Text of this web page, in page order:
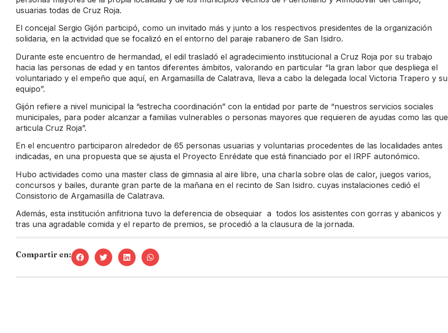
usuarias todas de Cruz Roja.
El concejal Sergio Gijón participó, como un invitado más y junto a los respectivos presidentes de la organización
solidaria, en la actividad que se focalizó en el entorno del paraje rabanero de San Isidro.
Durante este encuentro de hermandad, el edil trasladó el agradecimiento institucional a Cruz Roja por su trabajo
hacia las personas de edad y en tantos diferentes ámbitos, valorando en particular “la gran labor que despliega el
voluntariado y el empeño que aquí, en Argamasilla de Calatrava, lleva a cabo la delegada local Victoria Trapero y su
equipo”.
Gijón refiere a nivel municipal la “estrecha coordinación” con la entidad por parte de “nuestros servicios sociales
municipales, para poder alcanzar a familias vulnerables o personas mayores que requieren de ayudas como las que
articula Cruz Roja”.
En el encuentro participaron alrededor de 65 personas usuarias y voluntarias procedentes de las localidades antes
indicadas, en una propuesta que se ajusta el Proyecto Enrédate que está financiado por el IRPF autonómico.
Hubo actividades como una master class de gimnasia al aire libre, una charla sobre olas de calor, juegos varios,
concursos y bailes, durante gran parte de la mañana en el recinto de San Isidro. cuyas instalaciones cedió el
Consistorio de Argamasilla de Calatrava.
Además, esta institución anfitriona tuvo la deferencia de obsequiar a todos los asistentes con gorras y abanicos y
tras una agradable comida y el reparto de premios, se procedió a la clausura de la jornada.
Compartir en: